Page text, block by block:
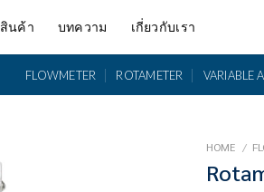
สินค้า บทความ เกี่ยวกับเรา
FLOWMETER ROTAMETER VARIABLE
HOME /